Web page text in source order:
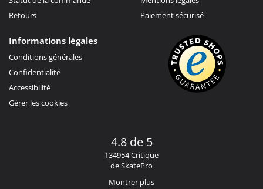
Retours
Paiement sécurisé
Informations légales
Conditions générales
Confidentialité
Accessibilité
Gérer les cookies
4.8 de 5
134954 Critique
de SkatePro
Montrer plus